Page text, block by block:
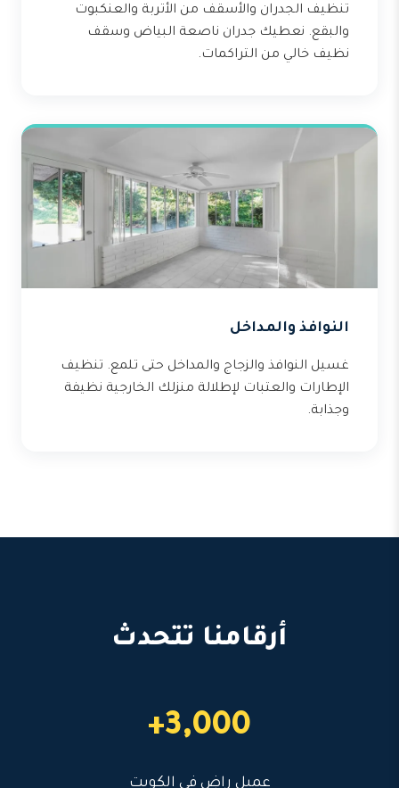
تنظيف الجدران والأسقف من الأتربة والعنكبوت
والبقع. نعطيك جدران ناصعة البياض وسقف
نظيف خالي من التراكمات.
النوافذ والمداخل
غسيل النوافذ والزجاج والمداخل حتى تلمع. تنظيف
الإطارات والعتبات لإطلالة منزلك الخارجية نظيفة
وجذابة.
أرقامنا تتحدث
3,000+
عميل راضٍ في الكويت